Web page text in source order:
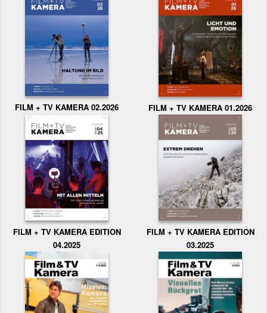
FILM + TV KAMERA 02.2026 FILM + TV KAMERA 01.2026
FILM + TV KAMERA EDITION
04.2025
FILM + TV KAMERA EDITION
03.2025